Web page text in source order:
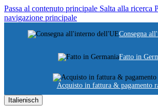
Passa al contenuto principale Salta alla ricerca
navigazione principale
Consegna
Fatto in
Acquisto in fattura & pagamento
Italienisch